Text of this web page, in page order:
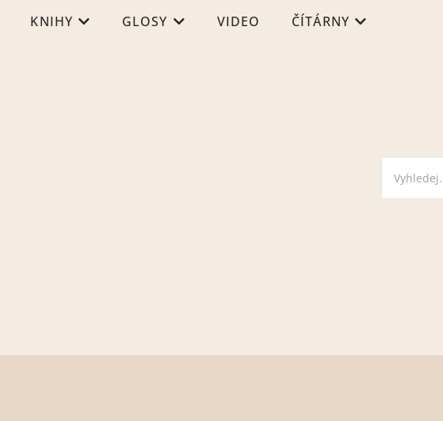
KNIHY GLOSY VIDEO ČÍTÁRNY